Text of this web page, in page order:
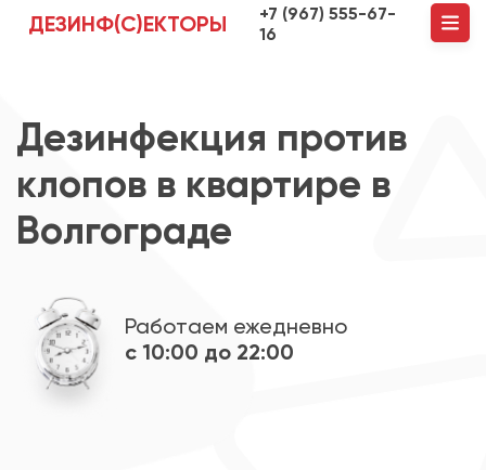
ДЕЗИНФ(С)ЕКТОРЫ
+7 (967) 555-67-
16
Дезинфекция против
клопов в квартире в
Волгограде
Работаем ежедневно
с 10:00 до 22:00